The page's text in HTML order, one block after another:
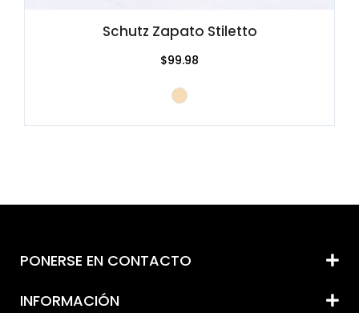
Schutz Zapato Stiletto
$99.98
PONERSE EN CONTACTO
INFORMACIÓN